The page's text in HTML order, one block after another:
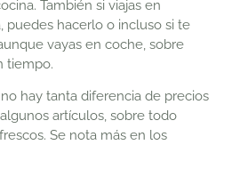
También si viajas en
puedes hacerlo o incluso si te
vayas en coche, sobre
tiempo.
no hay tanta diferencia de precios
artículos, sobre todo
Se nota más en los